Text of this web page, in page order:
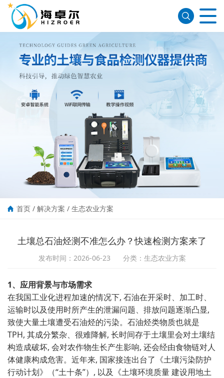
首页 / 解决方案 / 生态农业方案
土壤总石油烃测不准怎么办？快速检测方案来了
发布时间：2026-06-23 分类：生态农业方案
1、应用背景与市场需求
在我国工业化进程加速的情况下, 石油在开采时、加工时、
运输时以及使用时所产生的泄漏问题、排放问题逐渐凸显,
致使大量土壤遭受石油烃的污染。石油烃类物质也就是
TPH, 其成分繁杂、很难降解, 长时间存于土壤里会对土壤结
构造成破坏, 会对农作物生长产生影响, 还会经由食物链对人
体健康构成危害。近年来, 国家接连出台了《土壤污染防护
行动计划》（“土十条”）, 以及《土壤环境质量 建设用地土